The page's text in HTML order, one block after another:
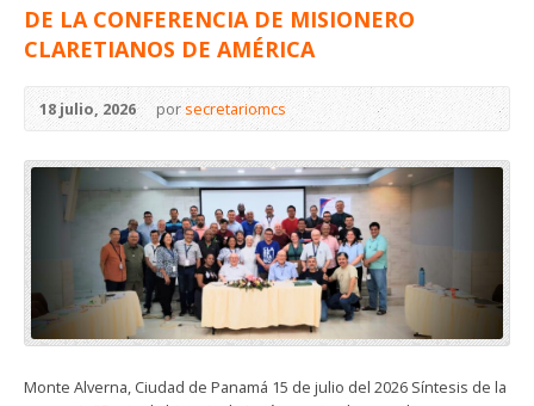
DE LA CONFERENCIA DE MISIONERO
CLARETIANOS DE AMÉRICA
18 julio, 2026 por secretariomcs
Monte Alverna, Ciudad de Panamá 15 de julio del 2026 Síntesis de la